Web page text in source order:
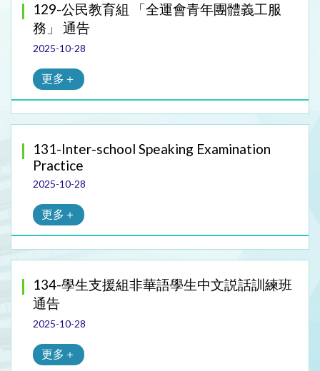
129-公民教育組 「全運會青年團體義工服
務」 通告
2025-10-28
更多＋
131-Inter-school Speaking Examination
Practice
2025-10-28
更多＋
134-學生支援組非華語學生中文説話訓練班
通告
2025-10-28
更多＋